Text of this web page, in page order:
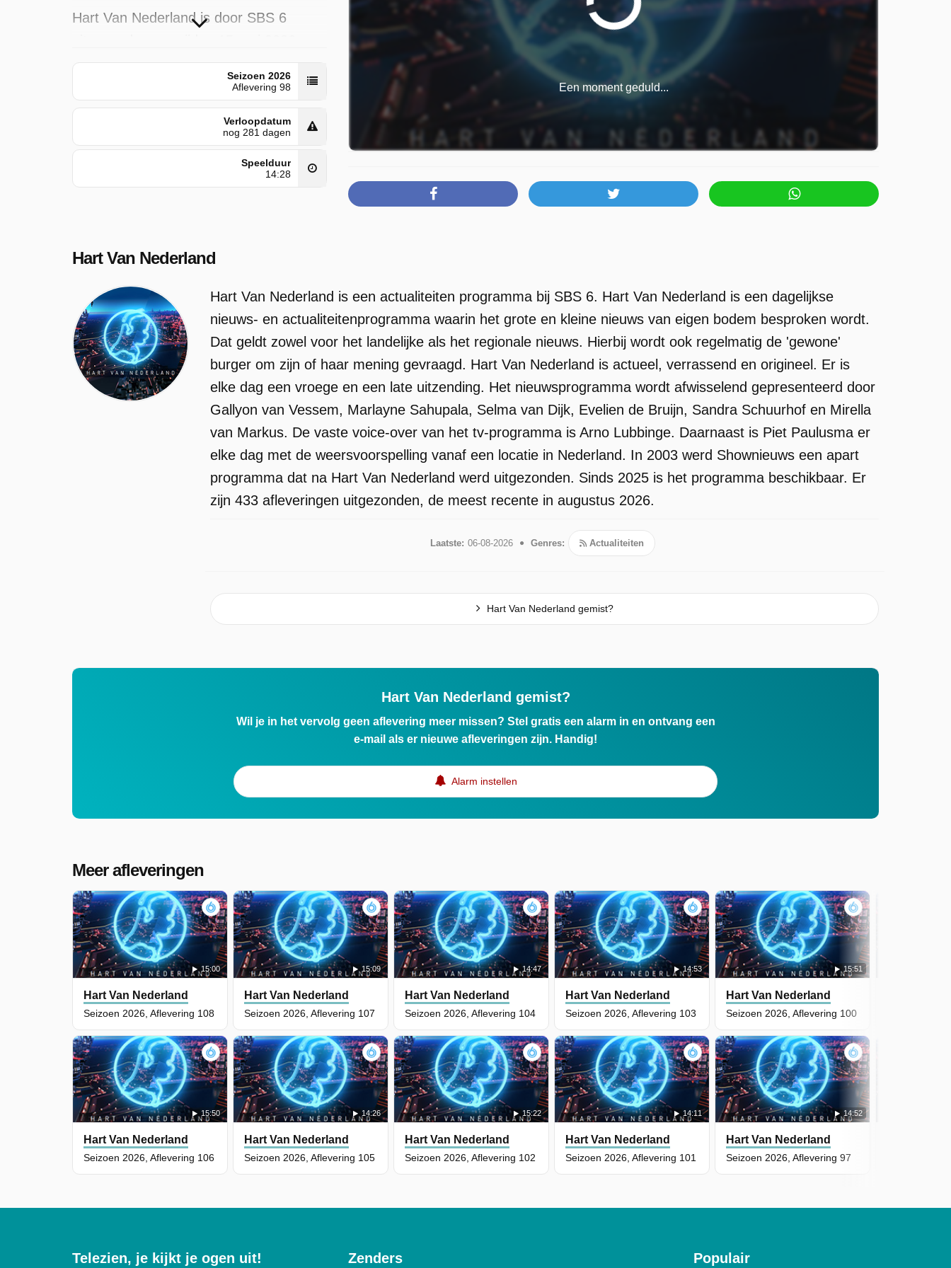
Hart Van Nederland is door SBS 6
17:50 uur. Deze aflevering is voor het
eerst geplaatst op woensdag 8 april
2026.
Seizoen 2026
Aflevering 98
Verloopdatum
nog 281 dagen
Speelduur
14:28
Een moment geduld...
Hart Van Nederland
Hart Van Nederland is een actualiteiten programma bij SBS 6. Hart Van Nederland is een dagelijkse
nieuws- en actualiteitenprogramma waarin het grote en kleine nieuws van eigen bodem besproken wordt.
Dat geldt zowel voor het landelijke als het regionale nieuws. Hierbij wordt ook regelmatig de 'gewone'
burger om zijn of haar mening gevraagd. Hart Van Nederland is actueel, verrassend en origineel. Er is
elke dag een vroege en een late uitzending. Het nieuwsprogramma wordt afwisselend gepresenteerd door
Gallyon van Vessem, Marlayne Sahupala, Selma van Dijk, Evelien de Bruijn, Sandra Schuurhof en Mirella
van Markus. De vaste voice-over van het tv-programma is Arno Lubbinge. Daarnaast is Piet Paulusma er
elke dag met de weersvoorspelling vanaf een locatie in Nederland. In 2003 werd Shownieuws een apart
programma dat na Hart Van Nederland werd uitgezonden. Sinds 2025 is het programma beschikbaar. Er
zijn 433 afleveringen uitgezonden, de meest recente in augustus 2026.
Laatste: 06-08-2026 Genres: Actualiteiten
Hart Van Nederland gemist?
Hart Van Nederland gemist?
Wil je in het vervolg geen aflevering meer missen? Stel gratis een alarm in en ontvang een
e-mail als er nieuwe afleveringen zijn. Handig!
Alarm instellen
Meer afleveringen
15:00
Hart Van Nederland
Seizoen 2026, Aflevering 108
15:09
Hart Van Nederland
Seizoen 2026, Aflevering 107
15:50
Hart Van Nederland
Seizoen 2026, Aflevering 106
14:26
Hart Van Nederland
Seizoen 2026, Aflevering 105
14:47
Hart Van Nederland
Seizoen 2026, Aflevering 104
14:53
Hart Van Nederland
Seizoen 2026, Aflevering 103
15:22
Hart Van Nederland
Seizoen 2026, Aflevering 102
14:11
Hart Van Nederland
Seizoen 2026, Aflevering 101
15:51
Hart Van Nederland
Seizoen 2026, Aflevering 100
14:52
Hart Van Nederland
Seizoen 2026, Aflevering 97
Telezien, je kijkt je ogen uit! Zenders Populair